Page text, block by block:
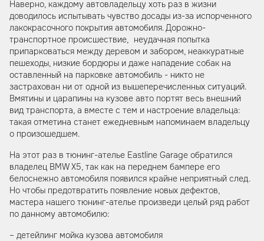
Наверно, каждому автовладельцу хоть раз в жизни
доводилось испытывать чувство досады из-за испорченного
лакокрасочного покрытия автомобиля. Дорожно-
транспортное происшествие, неудачная попытка
припарковаться между деревом и забором, неаккуратные
пешеходы, низкие бордюры и даже нападение собак на
оставленный на парковке автомобиль - никто не
застрахован ни от одной из вышеперечисленных ситуаций.
Вмятины и царапины на кузове авто портят весь внешний
вид транспорта, а вместе с тем и настроение владельца:
такая отметина станет ежедневным напоминаем владельцу
о произошедшем.
На этот раз в тюнинг-ателье Eastline Garage обратился
владелец BMW X5, так как на переднем бампере его
белоснежно автомобиля появился крайне неприятный след.
Но чтобы предотвратить появление новых дефектов,
мастера нашего тюнинг-ателье произведи целый ряд работ
по данному автомобилю:
– детейлинг мойка кузова автомобиля